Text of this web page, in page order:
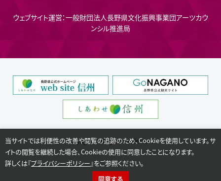
ウェブサイト運営：一般財団法人長野県文化振興事業団アーツカウ
ンシル推進局
Copyright © Nagano Prefecture.
当サイトでは利便性の改善や閲覧の追跡のため、Cookieを使用しています。サ
イトの閲覧を継続した場合、Cookieの使用に同意したことになります。
詳しくは『プライバシーポリシー 』をご参照ください。
同意する